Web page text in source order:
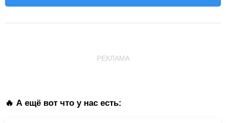
РЕКЛАМА
🔥 А ещё вот что у нас есть: